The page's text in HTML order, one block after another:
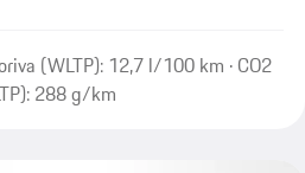
(WLTP): 12,7 l/100 km · CO2
288 g/km